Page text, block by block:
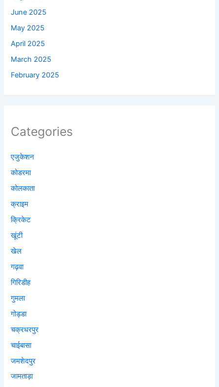
June 2025
May 2025
April 2025
March 2025
February 2025
Categories
एजुकेशन
कोडरमा
कोलकाता
क्राइम
क्रिकेट
खूंटी
खेल
गढ़वा
गिरिडीह
गुमला
गोड्डा
चक्रधरपुर
चाईबासा
जमशेदपुर
जामताड़ा